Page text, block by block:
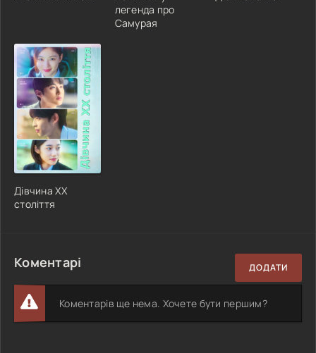
легенда про
Самурая
Дівчина XX
століття
Коментарі ДОДАТИ
Коментарів ще нема. Хочете бути першим?